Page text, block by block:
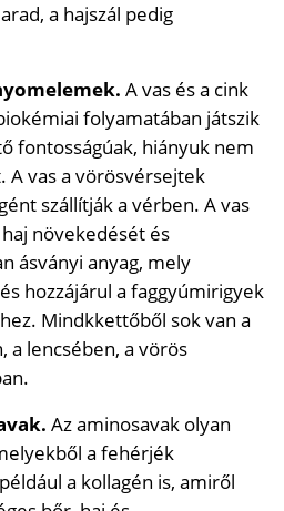
a hajszál pedig
A vas és a cink
folyamatában játszik
fontosságúak, hiányuk nem
A vas a vörösvérsejtek
szállítják a vérben. A vas
növekedését és
ásványi anyag, mely
hozzájárul a faggyúmirigyek
Mindkkettőből sok van a
lencsében, a vörös
Az aminosavak olyan
a fehérjék
a kollagén is, amiről